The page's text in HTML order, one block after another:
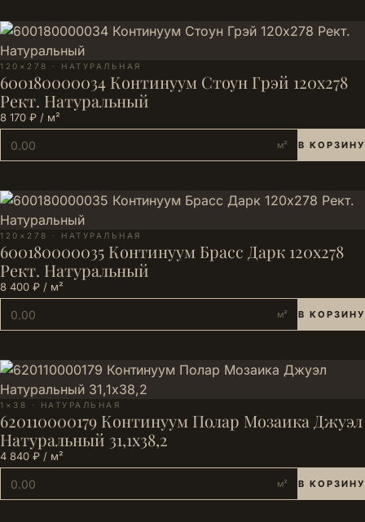
120×278 · НАТУРАЛЬНАЯ
600180000034 Континуум Стоун Грэй 120х278
Рект. Натуральный
8 170 ₽ / м²
м² В КОРЗИНУ
120×278 · НАТУРАЛЬНАЯ
600180000035 Континуум Брасс Дарк 120х278
Рект. Натуральный
8 400 ₽ / м²
м² В КОРЗИНУ
1×38 · НАТУРАЛЬНАЯ
620110000179 Континуум Полар Мозаика Джуэл
Натуральный 31,1х38,2
4 840 ₽ / м²
м² В КОРЗИНУ